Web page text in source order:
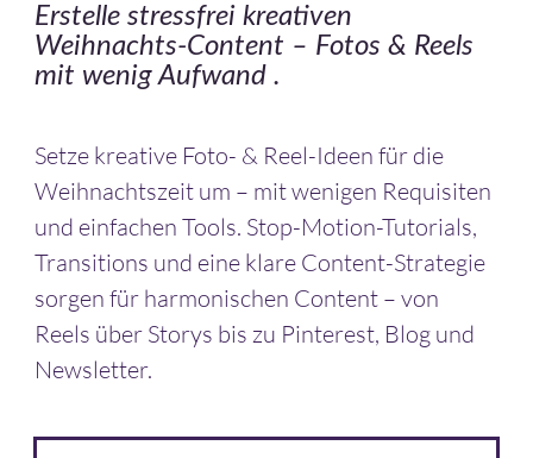
Erstelle stressfrei kreativen
Weihnachts-Content – Fotos & Reels
mit wenig Aufwand .
Setze kreative Foto- & Reel-Ideen für die
Weihnachtszeit um – mit wenigen Requisiten
und einfachen Tools. Stop-Motion-Tutorials,
Transitions und eine klare Content-Strategie
sorgen für harmonischen Content – von
Reels über Storys bis zu Pinterest, Blog und
Newsletter.